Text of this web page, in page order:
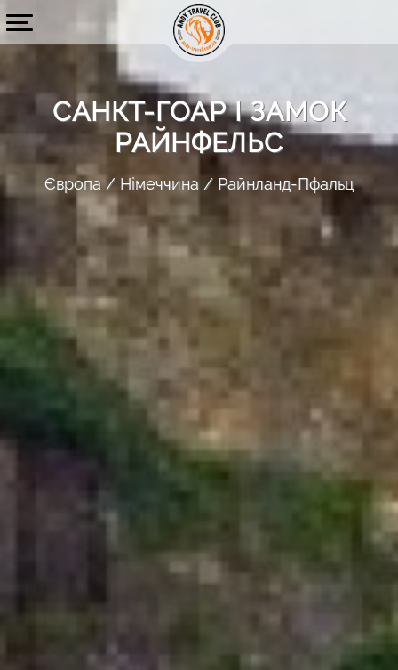
САНКТ-ГОАР І ЗАМОК
РАЙНФЕЛЬС
Європа Німеччина Райнланд-Пфальц